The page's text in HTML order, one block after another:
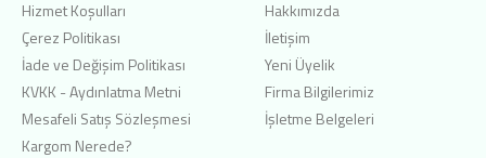
Hizmet Koşulları
Çerez Politikası
İade ve Değişim Politikası
KVKK - Aydınlatma Metni
Mesafeli Satış Sözleşmesi
Kargom Nerede?
Hakkımızda
İletişim
Yeni Üyelik
Firma Bilgilerimiz
İşletme Belgeleri